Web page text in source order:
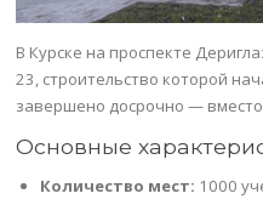
В Курске на проспекте
23, строительство которой
завершено досрочно —
Основные
Количество мест: 1000